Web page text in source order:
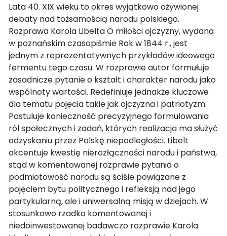
Lata 40. XIX wieku to okres wyjątkowo ożywionej
debaty nad tożsamością narodu polskiego.
Rozprawa Karola Libelta O miłości ojczyzny, wydana
w poznańskim czasopiśmie Rok w 1844 r., jest
jednym z reprezentatywnych przykładów ideowego
fermentu tego czasu. W rozprawie autor formułuje
zasadnicze pytanie o kształt i charakter narodu jako
wspólnoty wartości. Redefiniuje jednakże kluczowe
dla tematu pojęcia takie jak ojczyzna i patriotyzm.
Postuluje konieczność precyzyjnego formułowania
ról społecznych i zadań, których realizacja ma służyć
odzyskaniu przez Polskę niepodległości. Libelt
akcentuje kwestię nierozłączności narodu i państwa,
stąd w komentowanej rozprawie pytania o
podmiotowość narodu są ściśle powiązane z
pojęciem bytu politycznego i refleksją nad jego
partykularną, ale i uniwersalną misją w dziejach. W
stosunkowo rzadko komentowanej i
niedoinwestowanej badawczo rozprawie Karola